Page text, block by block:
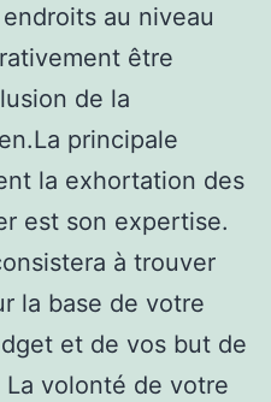
au niveau
être
de la
principale
la exhortation des
est son expertise.
à trouver
la base de votre
et de vos but de
La volonté de votre